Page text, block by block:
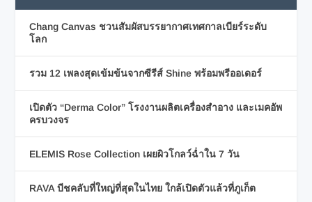
Chang Canvas ชวนสัมผัสบรรยากาศเทศกาลเบียร์ระดับ
โลก
รวม 12 เพลงสุดเข้มข้นจากซีรีส์ Shine พร้อมพรีออเดอร์
เปิดตัว “Derma Color” โรงงานผลิตเครื่องสำอาง และเมคอัพ
ครบวงจร
ELEMIS Rose Collection เผยผิวโกลว์ฉ่ำใน 7 วัน
RAVA บีชคลับที่ใหญ่ที่สุดในไทย ใกล้เปิดตัวแล้วที่ภูเก็ต